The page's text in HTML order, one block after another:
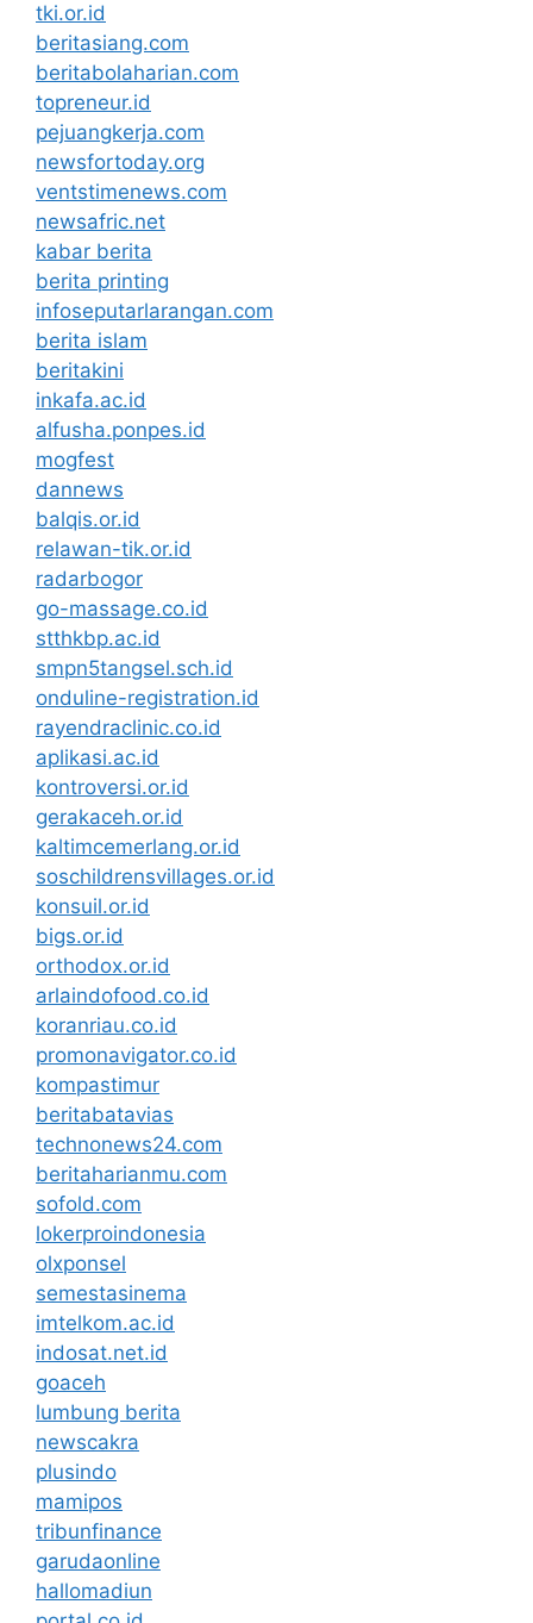
tki.or.id
beritasiang.com
beritabolaharian.com
topreneur.id
pejuangkerja.com
newsfortoday.org
ventstimenews.com
newsafric.net
kabar berita
berita printing
infoseputarlarangan.com
berita islam
beritakini
inkafa.ac.id
alfusha.ponpes.id
mogfest
dannews
balqis.or.id
relawan-tik.or.id
radarbogor
go-massage.co.id
stthkbp.ac.id
smpn5tangsel.sch.id
onduline-registration.id
rayendraclinic.co.id
aplikasi.ac.id
kontroversi.or.id
gerakaceh.or.id
kaltimcemerlang.or.id
soschildrensvillages.or.id
konsuil.or.id
bigs.or.id
orthodox.or.id
arlaindofood.co.id
koranriau.co.id
promonavigator.co.id
kompastimur
beritabatavias
technonews24.com
beritaharianmu.com
sofold.com
lokerproindonesia
olxponsel
semestasinema
imtelkom.ac.id
indosat.net.id
goaceh
lumbung berita
newscakra
plusindo
mamipos
tribunfinance
garudaonline
hallomadiun